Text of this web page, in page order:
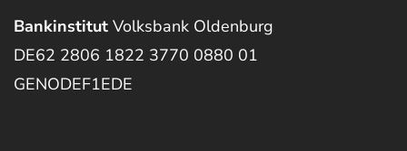
Bankinstitut Volksbank Oldenburg
DE62 2806 1822 3770 0880 01
GENODEF1EDE